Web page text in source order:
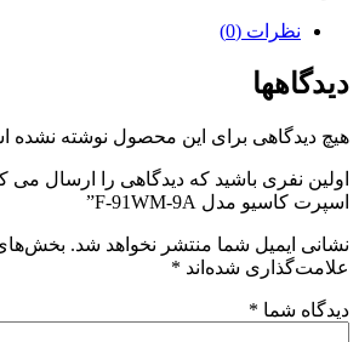
نظرات (0)
دیدگاهها
هیچ دیدگاهی برای این محصول نوشته نشده
اولین نفری باشید که دیدگاهی را ارسال
اسپرت کاسیو مدل F-91WM-9A”
نشانی ایمیل شما منتشر نخواهد شد. بخش‌های
علامت‌گذاری شده‌اند *
دیدگاه شما *